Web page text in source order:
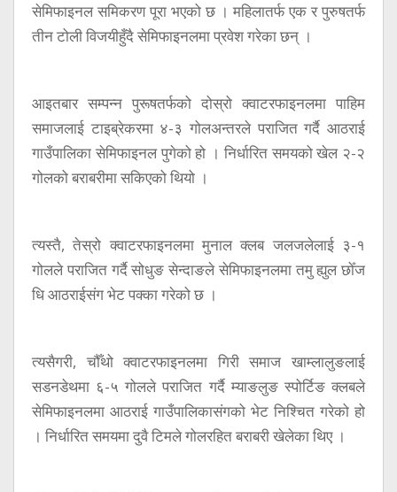
सेमिफाइनल समिकरण पूरा भएको छ । महिलातर्फ एक र पुरुषतर्फ
तीन टोली विजयीहुँदै सेमिफाइनलमा प्रवेश गरेका छन् ।
आइतबार सम्पन्न पुरूषतर्फको दोस्रो क्वाटरफाइनलमा पाहिम
समाजलाई टाइब्रेकरमा ४-३ गोलअन्तरले पराजित गर्दै आठराई
गाउँपालिका सेमिफाइनल पुगेको हो । निर्धारित समयको खेल २-२
गोलको बराबरीमा सकिएको थियो ।
त्यस्तै, तेस्रो क्वाटरफाइनलमा मुनाल क्लब जलजलेलाई ३-१
गोलले पराजित गर्दै सोधुङ सेन्दाङले सेमिफाइनलमा तमु ह्युल छोँज
धि आठराईसंग भेट पक्का गरेको छ ।
त्यसैगरी, चौँथो क्वाटरफाइनलमा गिरी समाज खाम्लालुङलाई
सडनडेथमा ६-५ गोलले पराजित गर्दै म्याङलुङ स्पोर्टिङ क्लबले
सेमिफाइनलमा आठराई गाउँपालिकासंगको भेट निश्चित गरेको हो
। निर्धारित समयमा दुवै टिमले गोलरहित बराबरी खेलेका थिए ।